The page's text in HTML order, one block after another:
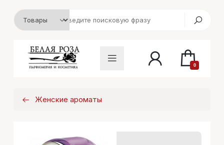
0
Женские ароматы